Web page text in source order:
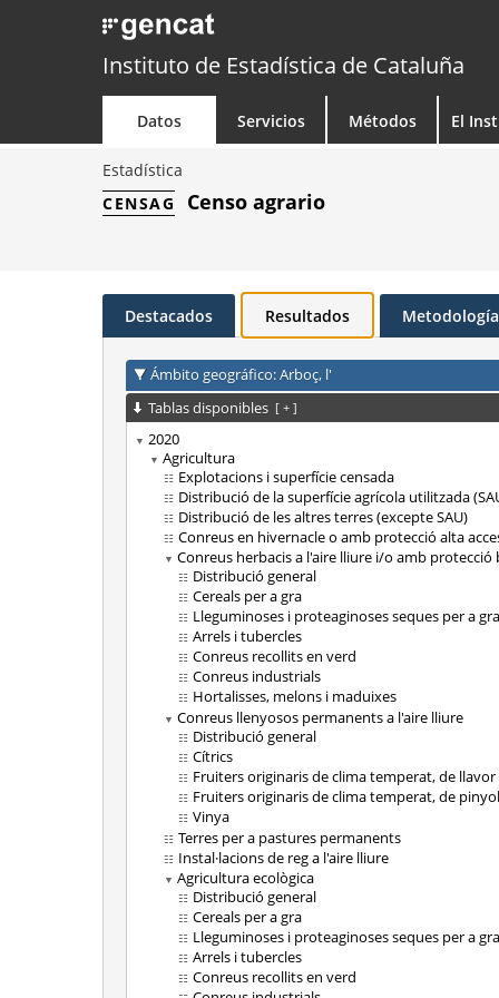
Instituto de Estadística de Cataluña
Datos Servicios Métodos El
Estadística
CENSAG
Censo agrario
Destacados Resultados Metodología
Ámbito geográfico: Arboç, l'
Tablas disponibles [ + ]
2020
Agricultura
Explotacions i superfície censada
Distribució de la superfície agrícola utilitzada
Distribució de les altres terres (excepte SAU)
Conreus en hivernacle o amb protecció alta
Conreus herbacis a l'aire lliure i/o amb protecció
Distribució general
Cereals per a gra
Lleguminoses i proteaginoses seques per a gra
Arrels i tubercles
Conreus recollits en verd
Conreus industrials
Hortalisses, melons i maduixes
Conreus llenyosos permanents a l'aire lliure
Distribució general
Cítrics
Fruiters originaris de clima temperat, de llavor
Fruiters originaris de clima temperat, de pinyol
Vinya
Terres per a pastures permanents
Instal·lacions de reg a l'aire lliure
Agricultura ecològica
Distribució general
Cereals per a gra
Lleguminoses i proteaginoses seques per a gra
Arrels i tubercles
Conreus recollits en verd